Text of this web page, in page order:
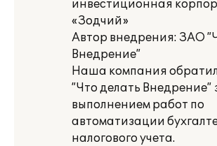
инвестиционная
«Зодчий»
Автор внедрения: ЗАО
Внедрение”
Наша компания
”Что делать Внедрение”
выполнением работ по
автоматизации
налогового учета.